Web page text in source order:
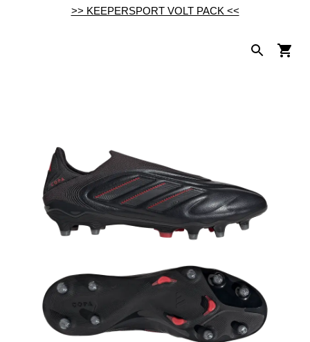
>> KEEPERSPORT VOLT PACK <<